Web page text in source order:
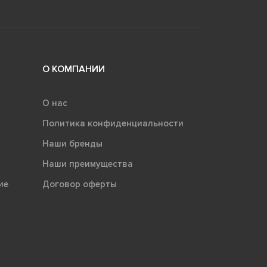
О КОМПАНИИ
О нас
Политика конфиденциальности
Наши бренды
Наши преимущества
Договор оферты